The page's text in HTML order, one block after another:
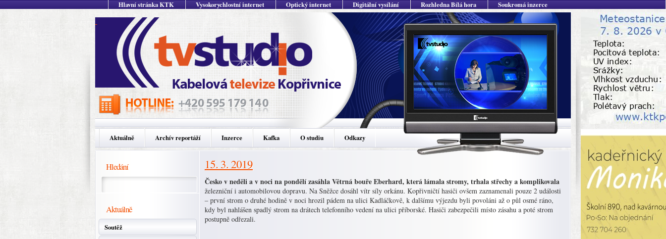
Hlavní stránka KTK Vysokorychlostní internet Optický internet Digitální vysílání Rozhledna Bílá hora Soukromá inzerce
Aktuálně Archív reportáží Inzerce Kafka O studiu Odkazy
Hledání
Aktuálně
Soutěž
15. 3. 2019
Česko v neděli a v noci na pondělí zasáhla Větrná bouře Eberhard, která lámala stromy, trhala střechy a komplikovala
železniční i automobilovou dopravu. Na Sněžce dosáhl vítr síly orkánu. Kopřivničtí hasiči ovšem zaznamenali pouze 2 události
– první strom o druhé hodině v noci hrozil pádem na ulici Kadláčkově, k dalšímu výjezdu byli povoláni až o půl osmé ráno,
kdy byl nahlášen spadlý strom na drátech telefonního vedení na ulici příborské. Hasiči zabezpečili místo zásahu a poté strom
postupně odřezali.